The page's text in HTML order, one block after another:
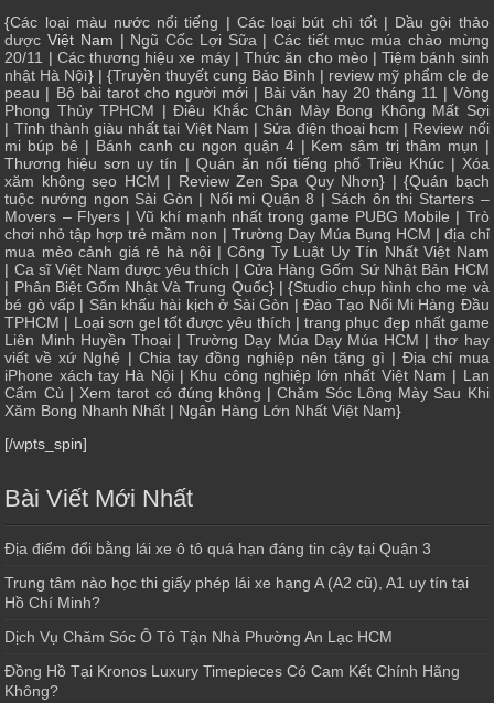
{Các loại màu nước nổi tiếng | Các loại bút chì tốt| Dầu gội thảo
dược Việt Nam | Ngũ Cốc Lợi Sữa | Các tiết mục múa chào mừng
20/11 | Các thương hiệu xe máy|Thức ăn cho mèo|Tiệm bánh sinh
nhật Hà Nội} | {Truyền thuyết cung Bảo Bình | review mỹ phẩm cle de
peau | Bộ bài tarot cho người mới| Bài văn hay 20 tháng 11 | Vòng
Phong Thủy TPHCM |Điêu Khắc Chân Mày Bong Không Mất Sợi
| Tỉnh thành giàu nhất tại Việt Nam | Sửa điện thoại hcm | Review nối
mi búp bê | Bánh canh cu ngon quận 4| Kem sâm trị thâm mụn |
Thương hiệu sơn uy tín | Quán ăn nổi tiếng phố Triều Khúc| Xóa
xăm không sẹo HCM | Review Zen Spa Quy Nhơn} | {Quán bạch
tuộc nướng ngon Sài Gòn | Nối mi Quận 8 | Sách ôn thi Starters –
Movers – Flyers| Vũ khí mạnh nhất trong game PUBG Mobile | Trò
chơi nhỏ tập hợp trẻ mầm non | Trường Dạy Múa Bụng HCM | địa chỉ
mua mèo cảnh giá rẻ hà nội |Công Ty Luật Uy Tín Nhất Việt Nam
| Ca sĩ Việt Nam được yêu thích | Cửa Hàng Gốm Sứ Nhật Bản HCM
| Phân Biệt Gốm Nhật Và Trung Quốc} | {Studio chụp hình cho mẹ và
bé gò vấp | Sân khấu hài kịch ở Sài Gòn |Đào Tạo Nối Mi Hàng Đầu
TPHCM | Loại sơn gel tốt được yêu thích | trang phục đẹp nhất game
Liên Minh Huyền Thoại|Trường Dạy Múa Dạy Múa HCM |thơ hay
viết về xứ Nghệ | Chia tay đồng nghiệp nên tặng gì | Địa chỉ mua
iPhone xách tay Hà Nội| Khu công nghiệp lớn nhất Việt Nam | Lan
Cẩm Cù | Xem tarot có đúng không |Chăm Sóc Lông Mày Sau Khi
Xăm Bong Nhanh Nhất | Ngân Hàng Lớn Nhất Việt Nam}
[/wpts_spin]
Bài Viết Mới Nhất
Địa điểm đổi bằng lái xe ô tô quá hạn đáng tin cậy tại Quận 3
Trung tâm nào học thi giấy phép lái xe hạng A (A2 cũ), A1 uy tín tại
Hồ Chí Minh?
Dịch Vụ Chăm Sóc Ô Tô Tận Nhà Phường An Lạc HCM
Đồng Hồ Tại Kronos Luxury Timepieces Có Cam Kết Chính Hãng
Không?